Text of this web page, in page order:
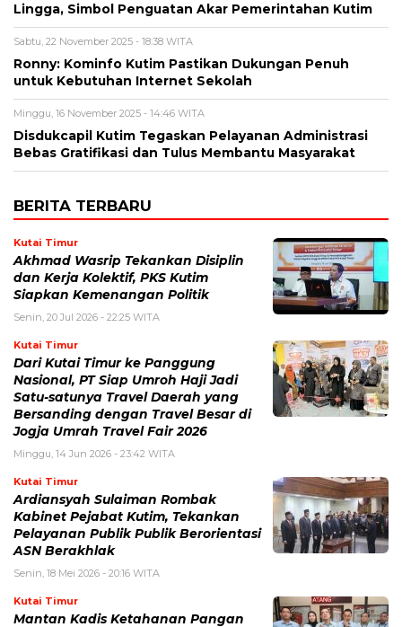
Lingga, Simbol Penguatan Akar Pemerintahan Kutim
Sabtu, 22 November 2025 - 18:38 WITA
Ronny: Kominfo Kutim Pastikan Dukungan Penuh
untuk Kebutuhan Internet Sekolah
Minggu, 16 November 2025 - 14:46 WITA
Disdukcapil Kutim Tegaskan Pelayanan Administrasi
Bebas Gratifikasi dan Tulus Membantu Masyarakat
BERITA TERBARU
Kutai Timur
Akhmad Wasrip Tekankan Disiplin
dan Kerja Kolektif, PKS Kutim
Siapkan Kemenangan Politik
Senin, 20 Jul 2026 - 22:25 WITA
Kutai Timur
Dari Kutai Timur ke Panggung
Nasional, PT Siap Umroh Haji Jadi
Satu-satunya Travel Daerah yang
Bersanding dengan Travel Besar di
Jogja Umrah Travel Fair 2026
Minggu, 14 Jun 2026 - 23:42 WITA
Kutai Timur
Ardiansyah Sulaiman Rombak
Kabinet Pejabat Kutim, Tekankan
Pelayanan Publik Publik Berorientasi
ASN Berakhlak
Senin, 18 Mei 2026 - 20:16 WITA
Kutai Timur
Mantan Kadis Ketahanan Pangan